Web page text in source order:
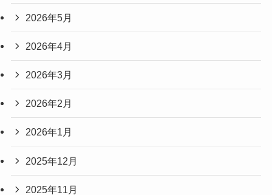
2026年5月
2026年4月
2026年3月
2026年2月
2026年1月
2025年12月
2025年11月